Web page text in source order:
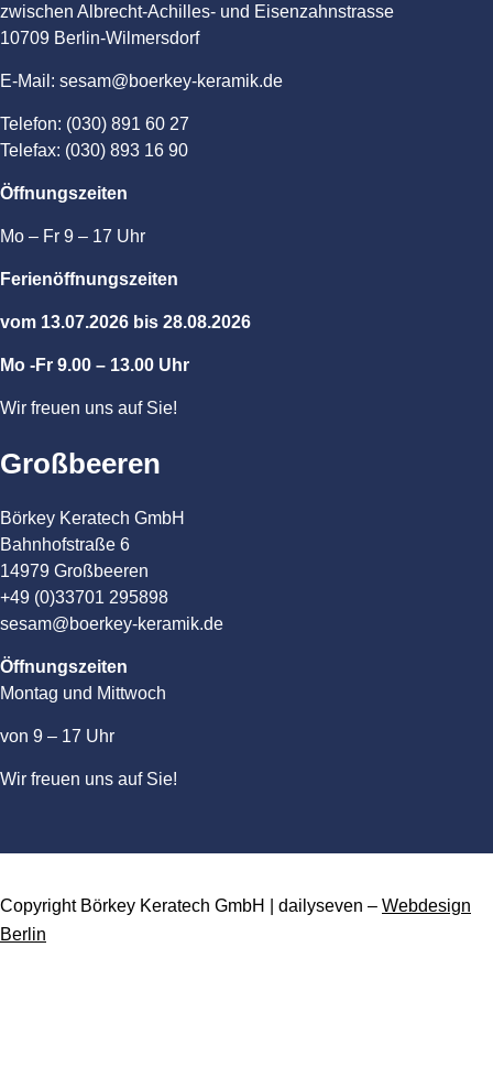
zwischen Albrecht-Achilles- und Eisenzahnstrasse
10709 Berlin-Wilmersdorf
E-Mail: sesam@boerkey-keramik.de
Telefon: (030) 891 60 27
Telefax: (030) 893 16 90
Öffnungszeiten
Mo – Fr 9 – 17 Uhr
Ferienöffnungszeiten
vom 13.07.2026 bis 28.08.2026
Mo -Fr 9.00 – 13.00 Uhr
Wir freuen uns auf Sie!
Großbeeren
Börkey Keratech GmbH
Bahnhofstraße 6
14979 Großbeeren
+49 (0)33701 295898
sesam@boerkey-keramik.de
Öffnungszeiten
Montag und Mittwoch
von 9 – 17 Uhr
Wir freuen uns auf Sie!
Copyright Börkey Keratech GmbH | dailyseven – Webdesign
Berlin